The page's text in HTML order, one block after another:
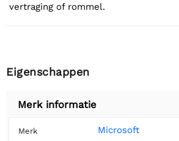
vertraging of rommel.
Eigenschappen
Merk informatie
Merk Microsoft